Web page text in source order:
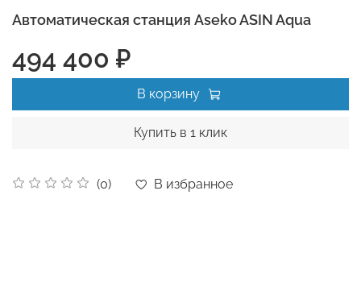
Автоматическая станция Aseko ASIN Aqua
(0) В избранное
494 400 ₽
В корзину
Купить в 1 клик